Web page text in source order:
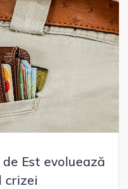
Est evoluează
crizei